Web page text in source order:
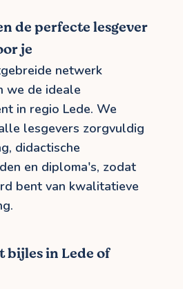
de perfecte lesgever
je
netwerk
we de ideale
in regio Lede. We
lesgevers zorgvuldig
didactische
en diploma's, zodat
bent van kwalitatieve
bijles in Lede of